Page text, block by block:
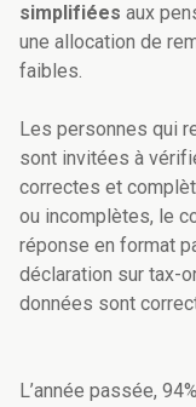
simplifiées aux
une allocation de
faibles.
Les personnes qui
sont invitées à
correctes et
ou incomplètes, le
réponse en format
déclaration sur tax-
données sont
L’année passée,